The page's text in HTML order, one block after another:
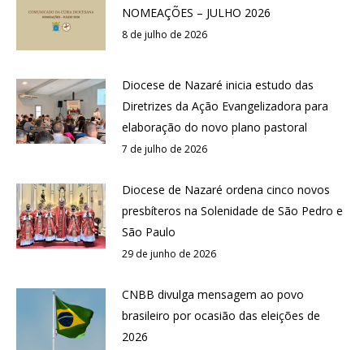
NOMEAÇÕES – JULHO 2026
8 de julho de 2026
Diocese de Nazaré inicia estudo das
Diretrizes da Ação Evangelizadora para
elaboração do novo plano pastoral
7 de julho de 2026
Diocese de Nazaré ordena cinco novos
presbíteros na Solenidade de São Pedro e
São Paulo
29 de junho de 2026
CNBB divulga mensagem ao povo
brasileiro por ocasião das eleições de
2026